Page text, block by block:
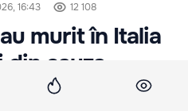
16:43 12 108
murit în Italia
cauza